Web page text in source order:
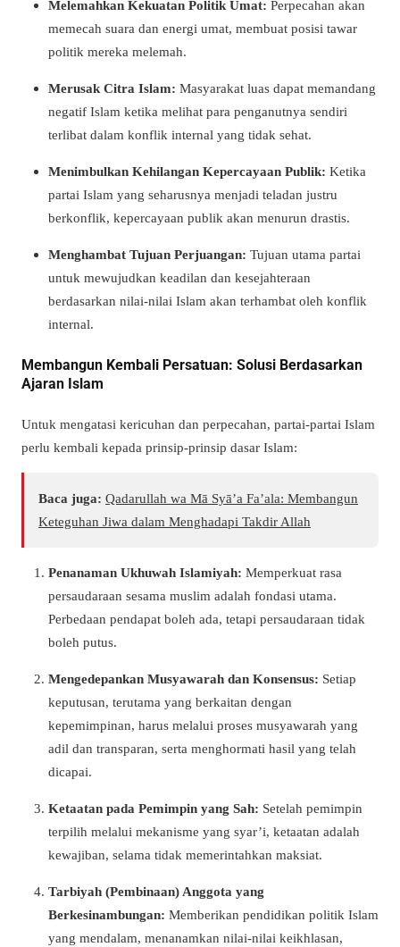
Melemahkan Kekuatan Politik Umat: Perpecahan akan
memecah suara dan energi umat, membuat posisi tawar
politik mereka melemah.
Merusak Citra Islam: Masyarakat luas dapat memandang
negatif Islam ketika melihat para penganutnya sendiri
terlibat dalam konflik internal yang tidak sehat.
Menimbulkan Kehilangan Kepercayaan Publik: Ketika
partai Islam yang seharusnya menjadi teladan justru
berkonflik, kepercayaan publik akan menurun drastis.
Menghambat Tujuan Perjuangan: Tujuan utama partai
untuk mewujudkan keadilan dan kesejahteraan
berdasarkan nilai-nilai Islam akan terhambat oleh konflik
internal.
Membangun Kembali Persatuan: Solusi Berdasarkan
Ajaran Islam
Untuk mengatasi kericuhan dan perpecahan, partai-partai Islam
perlu kembali kepada prinsip-prinsip dasar Islam:
Baca juga: Qadarullah wa Mā Syā’a Fa’ala: Membangun
Keteguhan Jiwa dalam Menghadapi Takdir Allah
Penanaman Ukhuwah Islamiyah: Memperkuat rasa
persaudaraan sesama muslim adalah fondasi utama.
Perbedaan pendapat boleh ada, tetapi persaudaraan tidak
boleh putus.
Mengedepankan Musyawarah dan Konsensus: Setiap
keputusan, terutama yang berkaitan dengan
kepemimpinan, harus melalui proses musyawarah yang
adil dan transparan, serta menghormati hasil yang telah
dicapai.
Ketaatan pada Pemimpin yang Sah: Setelah pemimpin
terpilih melalui mekanisme yang syar’i, ketaatan adalah
kewajiban, selama tidak memerintahkan maksiat.
Tarbiyah (Pembinaan) Anggota yang
Berkesinambungan: Memberikan pendidikan politik Islam
yang mendalam, menanamkan nilai-nilai keikhlasan,